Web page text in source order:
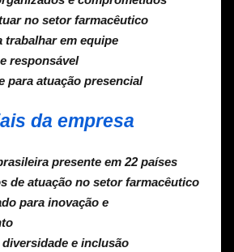
no setor farmacêutico
trabalhar em equipe
responsável
para atuação presencial
da empresa
presente em 22 países
de atuação no setor farmacêutico
para inovação e
diversidade e inclusão